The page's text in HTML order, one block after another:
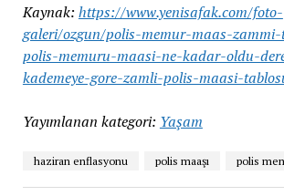
Kaynak: https://www.yenisafak.com/foto-
galeri/ozgun/polis-memur-maas-zammi-
polis-memuru-maasi-ne-kadar-oldu-
kademeye-gore-zamli-polis-maasi-
Yayımlanan kategori: Yaşam
haziran enflasyonu polis maaşı polis